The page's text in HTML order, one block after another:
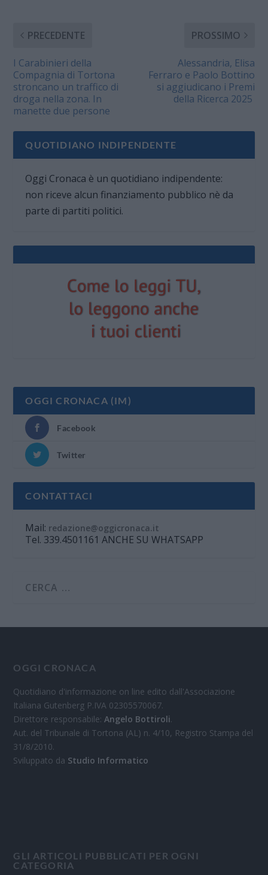
PRECEDENTE
I Carabinieri della
Compagnia di Tortona
stroncano un traffico di
droga nella zona. In
manette due persone
PROSSIMO
Alessandria, Elisa
Ferraro e Paolo Bottino
si aggiudicano i Premi
della Ricerca 2025
QUOTIDIANO INDIPENDENTE
Oggi Cronaca è un quotidiano indipendente:
non riceve alcun finanziamento pubblico nè da
parte di partiti politici.
OGGI CRONACA (IM)
Facebook
Twitter
CONTATTACI
Mail: redazione@oggicronaca.it
Tel. 339.4501161 ANCHE SU WHATSAPP
OGGI CRONACA
Quotidiano d'informazione on line edito dall'Associazione
Italiana Gutenberg P.IVA 02305570067.
Direttore responsabile:Angelo Bottiroli.
Aut. del Tribunale di Tortona (AL) n. 4/10, Registro Stampa del
31/8/2010.
Sviluppato da Studio Informatico
GLI ARTICOLI PUBBLICATI PER OGNI
CATEGORIA